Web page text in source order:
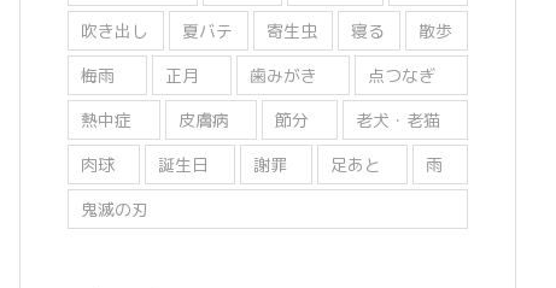
吹き出し
夏バテ 寄生虫 寝る
散歩
梅雨
正月 歯みがき
点つなぎ
熱中症
皮膚病 節分
老犬・老猫
肉球
誕生日 謝罪 足あと
雨
鬼滅の刃